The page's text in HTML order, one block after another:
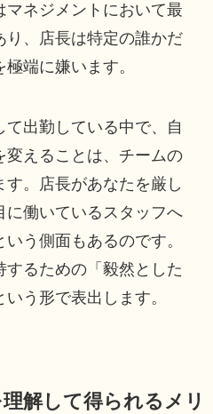
ネジメントにおいて最
り、店長は特定の誰かだ
端に嫌います。
出勤している中で、自
変えることは、チームの
。店長があなたを厳し
に働いているスタッフへ
う側面もあるのです。
るための「毅然とした
う形で表出します。
解して得られるメリ